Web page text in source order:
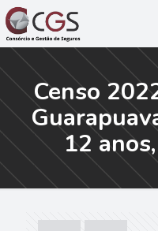
Censo
12